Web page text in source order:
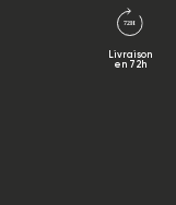
Livraison
en 72h